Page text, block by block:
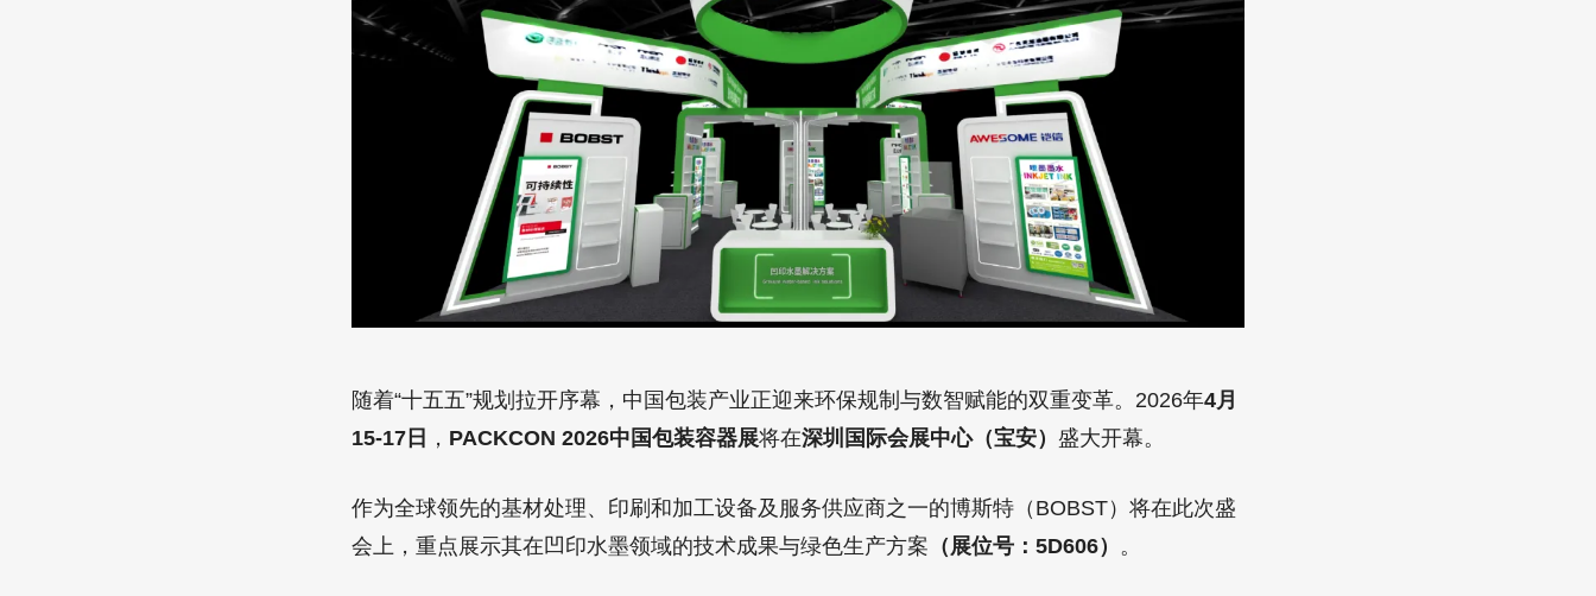
随着“十五五”规划拉开序幕，中国包装产业正迎来环保规制与数智赋能的双重变革。2026年4月
15-17日 ， PACKCON 2026中国包装容器展将在深圳国际会展中心（宝安） 盛大开幕。
作为全球领先的基材处理、印刷和加工设备及服务供应商之一的博斯特（BOBST）将在此次盛
会上，重点展示其在凹印水墨领域的技术成果与绿色生产方案 （展位号：5D606） 。